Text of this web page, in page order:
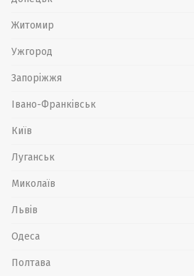
Житомир
Ужгород
Запоріжжя
Івано-Франківськ
Київ
Луганськ
Миколаїв
Львів
Одеса
Полтава